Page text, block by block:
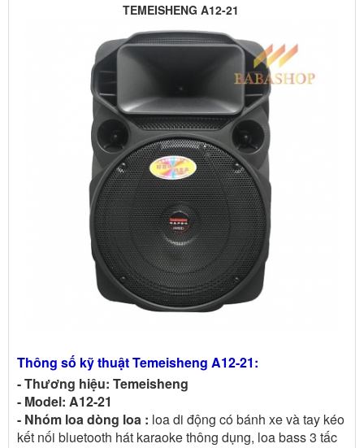
TEMEISHENG A12-21
Thông số kỹ thuật Temeisheng A12-21:
- Thương hiệu: Temeisheng
- Model: A12-21
- Nhóm loa dòng loa : loa di động có bánh xe và tay kéo
kết nối bluetooth hát karaoke thông dụng, loa bass 3 tấc